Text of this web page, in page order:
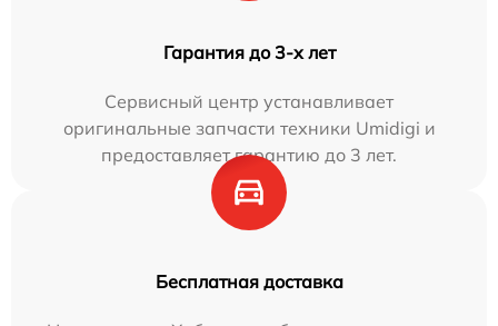
Гарантия до 3-х лет
Сервисный центр устанавливает
оригинальные запчасти техники Umidigi и
предоставляет гарантию до 3 лет.
Бесплатная доставка